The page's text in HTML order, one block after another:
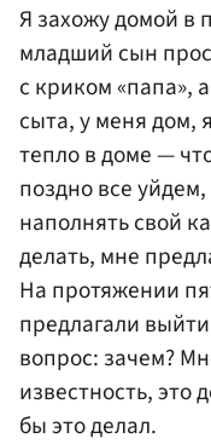
Я захожу домой в
младший сын
с криком «папа»,
сыта, у меня дом,
тепло в доме —
поздно все
наполнять свой
делать, мне
На протяжении
предлагали
вопрос: зачем?
известность, это
бы это делал.